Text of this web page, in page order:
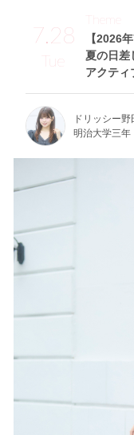
7.28
Tue
【2026
夏の日差
アクティ
Theme
ドリッシー
明治大学三年